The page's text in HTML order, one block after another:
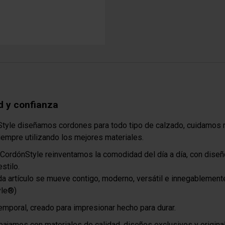
y confianza
diseñamos cordones para todo tipo de calzado, cuidamos
utilizando los mejores materiales.
reinventamos la comodidad del día a día, con
artículo se mueve contigo, moderno, versátil e
creado para impresionar hecho para durar.